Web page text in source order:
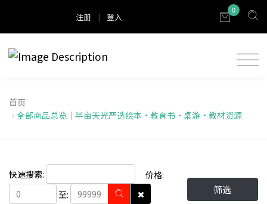
注册 | 登入
0
首页
全部商品总览｜半亩天光严选绘本・教育书・桌游・教材资源
快速搜索:
价格:
至:
筛选